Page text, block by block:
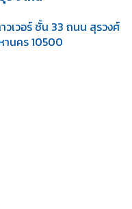
วเวอร์ ชั้น 33 ถนน สุรวงศ์
านคร 10500